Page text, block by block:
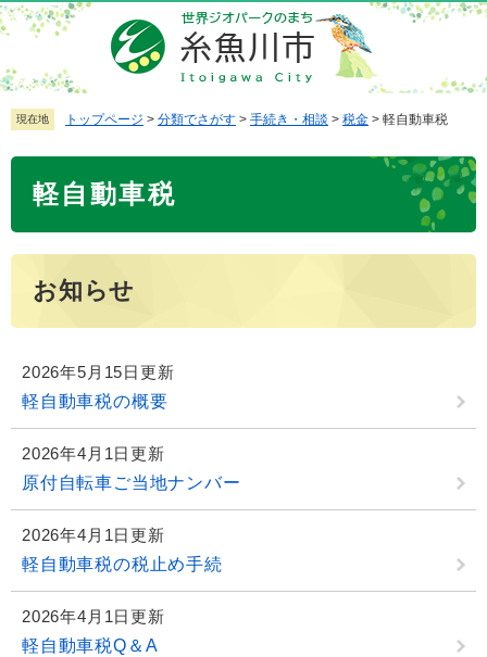
ペ
ー
ジ
の
先
メ
ニ
ュ
ー
を現在地 トップページ > 分類でさがす > 手続き・相談 > 税金 > 軽自動車税
軽自動車税
お知らせ
2026年5月15日更新
軽自動車税の概要
2026年4月1日更新
原付自転車ご当地ナンバー
2026年4月1日更新
軽自動車税の税止め手続
2026年4月1日更新
軽自動車税Q＆A